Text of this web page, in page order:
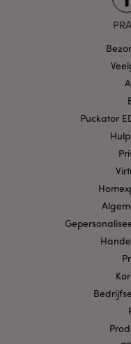
Puckator
Strikt
Strikt
kernfunctionaliteit
strikt
goed gebruikt
Naam
X-Magento-Vary